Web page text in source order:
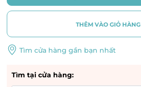
THÊM VÀO GIỎ HÀNG
Tìm cửa hàng gần bạn nhất
Tìm tại cửa hàng: